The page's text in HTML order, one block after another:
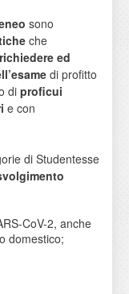
sono
che
richiedere ed
di profitto
di proficui
e con
di Studentesse
CoV-2, anche
domestico;